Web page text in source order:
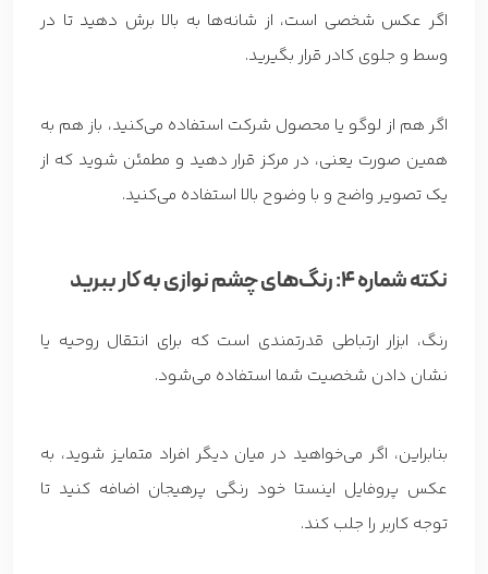
اگر عکس شخصی است، از شانه‌ها به بالا برش دهید تا در
وسط و جلوی کادر قرار بگیرید.
اگر هم از لوگو یا محصول شرکت استفاده می‌کنید، باز هم به
همین صورت یعنی، در مرکز قرار دهید و مطمئن شوید که از
یک تصویر واضح و با وضوح بالا استفاده می‌کنید.
نکته شماره 4: رنگ‌های چشم نوازی به کار ببرید
رنگ، ابزار ارتباطی قدرتمندی است که برای انتقال روحیه یا
نشان دادن شخصیت شما استفاده می‌شود.
بنابراین، اگر می‌خواهید در میان دیگر افراد متمایز شوید، به
عکس پروفایل اینستا خود رنگی پر‌هیجان اضافه کنید تا
توجه کاربر را جلب کند.